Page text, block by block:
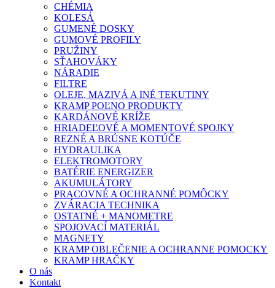
CHÉMIA
KOLESÁ
GUMENÉ DOSKY
GUMOVÉ PROFILY
PRUŽINY
SŤAHOVÁKY
NÁRADIE
FILTRE
OLEJE, MAZIVÁ A INÉ TEKUTINY
KRAMP POĽNO PRODUKTY
KARDÁNOVÉ KRÍŽE
HRIADEĽOVÉ A MOMENTOVÉ SPOJKY
REZNÉ A BRÚSNE KOTÚČE
HYDRAULIKA
ELEKTROMOTORY
BATÉRIE ENERGIZER
AKUMULÁTORY
PRACOVNÉ A OCHRANNÉ POMÔCKY
ZVÁRACIA TECHNIKA
OSTATNÉ + MANOMETRE
SPOJOVACÍ MATERIÁL
MAGNETY
KRAMP OBLEČENIE A OCHRANNE POMOCKY
KRAMP HRAČKY
O nás
Kontakt